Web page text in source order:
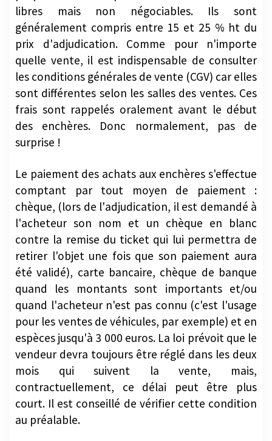
libres mais non négociables. Ils sont
généralement compris entre 15 et 25 % ht du
prix d'adjudication. Comme pour n'importe
quelle vente, il est indispensable de consulter
les conditions générales de vente (CGV) car elles
sont différentes selon les salles des ventes. Ces
frais sont rappelés oralement avant le début
des enchères. Donc normalement, pas de
surprise !
Le paiement des achats aux enchères s'effectue
comptant par tout moyen de paiement :
chèque, (lors de l'adjudication, il est demandé à
l'acheteur son nom et un chèque en blanc
contre la remise du ticket qui lui permettra de
retirer l'objet une fois que son paiement aura
été validé), carte bancaire, chèque de banque
quand les montants sont importants et/ou
quand l'acheteur n'est pas connu (c'est l'usage
pour les ventes de véhicules, par exemple) et en
espèces jusqu'à 3 000 euros. La loi prévoit que le
vendeur devra toujours être réglé dans les deux
mois qui suivent la vente, mais,
contractuellement, ce délai peut être plus
court. Il est conseillé de vérifier cette condition
au préalable.